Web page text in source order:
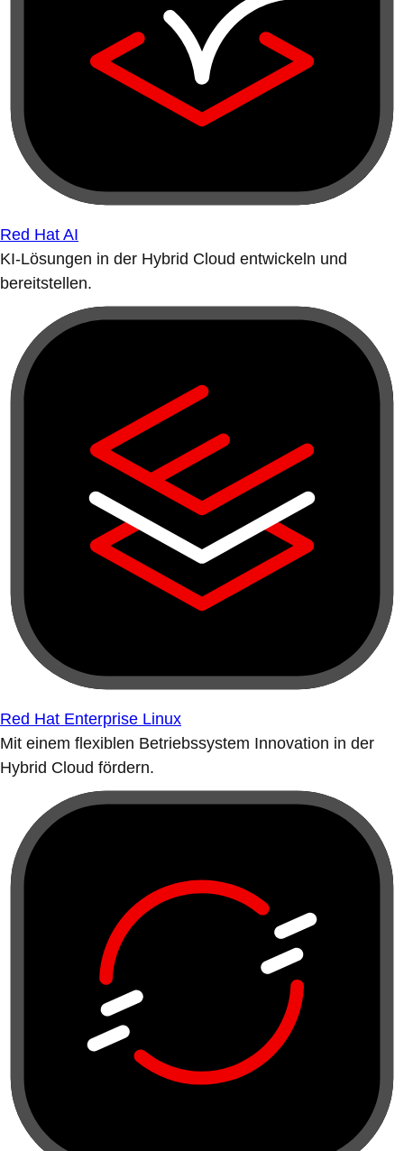
Red Hat AI
KI-Lösungen in der Hybrid Cloud entwickeln und
bereitstellen.
Red Hat Enterprise Linux
Mit einem flexiblen Betriebssystem Innovation in der
Hybrid Cloud fördern.